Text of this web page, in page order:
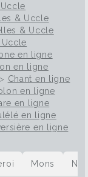
& Uccle
& Uccle
en ligne
en ligne
Chant en ligne
en ligne
en ligne
en ligne
en ligne
Mons